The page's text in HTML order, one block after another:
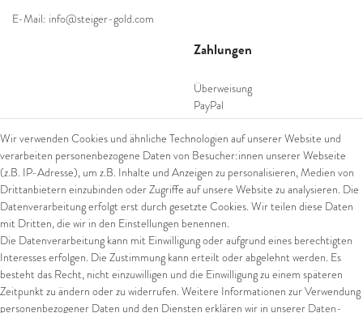
E-Mail: info@steiger-gold.com
Zahlungen
Überweisung
PayPal
SEPA Lastschrift
giropay
Kreditkarte
Versand
UPS
FedEx
Wir verwenden Cookies und ähnliche Technologien auf unserer Website und
verarbeiten personenbezogene Daten von Besucher:innen unserer Webseite
(z.B. IP-Adresse), um z.B. Inhalte und Anzeigen zu personalisieren, Medien von
Drittanbietern einzubinden oder Zugriffe auf unsere Website zu analysieren. Die
Datenverarbeitung erfolgt erst durch gesetzte Cookies. Wir teilen diese Daten
mit Dritten, die wir in den Einstellungen benennen.
Die Datenverarbeitung kann mit Einwilligung oder aufgrund eines berechtigten
Interesses erfolgen. Die Zustimmung kann erteilt oder abgelehnt werden. Es
besteht das Recht, nicht einzuwilligen und die Einwilligung zu einem späteren
Zeitpunkt zu ändern oder zu widerrufen. Weitere Informationen zur Verwendung
personenbezogener Daten und den Diensten erklären wir in unserer Daten­